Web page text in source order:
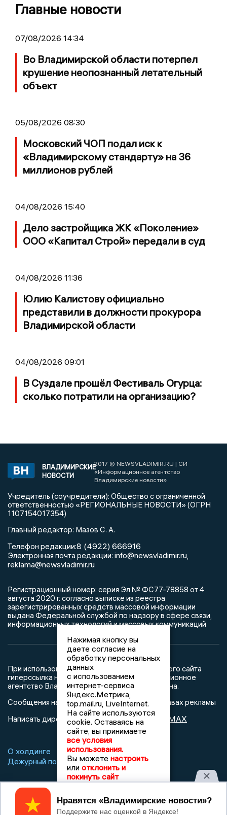
Главные новости
07/08/2026 14:34
Во Владимирской области потерпел
крушение неопознанный летательный
объект
05/08/2026 08:30
Московский ЧОП подал иск к
«Владимирскому стандарту» на 36
миллионов рублей
04/08/2026 15:40
Дело застройщика ЖК «Поколение»
ООО «Капитал Строй» передали в суд
04/08/2026 11:36
Юлию Калистову официально
представили в должности прокурора
Владимирской области
04/08/2026 09:01
В Суздале прошёл Фестиваль Огурца:
сколько потратили на организацию?
ВЛАДИМИРСКИЕ
НОВОСТИ
2017 © NEWSVLADIMIR.RU | СИ
«Информационное агентство
Владимирские новости»
Учредитель (соучредители): Общество с ограниченной
ответственностью «РЕГИОНАЛЬНЫЕ НОВОСТИ» (ОГРН
1107154017354)
Главный редактор: Мазов С. А.
Телефон редакции:8 (4922) 666916
Электронная почта редакции: info@newsvladimir.ru
reklama@newsvladimir.ru
Регистрационный номер: серия Эл № ФС77-78858 от 4
августа 2020 г. согласно выписке из реестра
зарегистрированных средств массовой информации
выдана Федеральной службой по надзору в сфере связи,
информационных технологий и массовых коммуникаций
При использовании любого материала с данного сайта
гиперссылка на Сетевое издание «Информационное
агентство Владимирские новости» обязательна.
Сообщения на сером фоне размещены на правах рекламы
Написать директору в телеграм@mazovили MAX
О холдинге Вакансии
Реклама
Дежурный по новостям
16+
Нажимая кнопку вы
даете согласие на
обработку персональных
данных
с использованием
интернет-сервиса
Яндекс.Метрика,
top.mail.ru, LiveInternet.
На сайте используются
cookie. Оставаясь на
сайте, вы принимаете
все условия
использования.
Вы можете настроить
или отклонить и
покинуть сайт
Принять